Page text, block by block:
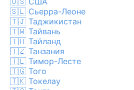
🇸🇱 Сьерра-Леоне
🇹🇯 Таджикистан
🇹🇼 Тайвань
🇹🇭 Тайланд
🇹🇿 Танзания
🇹🇱 Тимор-Лесте
🇹🇬 Того
🇹🇰 Токелау